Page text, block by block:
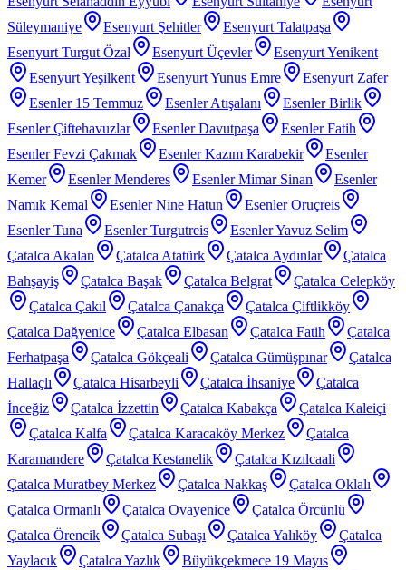
Süleymaniye
Esenyurt Şehitler
Esenyurt Talatpaşa
Esenyurt Turgut Özal
Esenyurt Üçevler
Esenyurt Yenikent
Esenyurt Yeşilkent
Esenyurt Yunus Emre
Esenyurt Zafer
Esenler 15 Temmuz
Esenler Atışalanı
Esenler Birlik
Esenler Çiftehavuzlar
Esenler Davutpaşa
Esenler Fatih
Esenler Fevzi Çakmak
Esenler Kazım Karabekir
Esenler
Kemer
Esenler Menderes Esenler Mimar Sinan
Esenler
Namık Kemal
Esenler Nine Hatun
Esenler Oruçreis
Esenler Tuna
Esenler Turgutreis
Esenler Yavuz Selim
Çatalca Akalan
Çatalca Atatürk Çatalca Aydınlar
Çatalca
Bahşayiş
Çatalca Başak Çatalca Belgrat
Çatalca Celepköy
Çatalca Çakıl
Çatalca Çanakça
Çatalca Çiftlikköy
Çatalca Dağyenice
Çatalca Elbasan Çatalca Fatih
Çatalca
Ferhatpaşa
Çatalca Gökçeali Çatalca Gümüşpınar
Çatalca
Hallaçlı
Çatalca Hisarbeyli Çatalca İhsaniye
Çatalca
İnceğiz
Çatalca İzzettin Çatalca Kabakça
Çatalca Kaleiçi
Çatalca Kalfa
Çatalca Karacaköy Merkez
Çatalca
Karamandere
Çatalca Kestanelik
Çatalca Kızılcaali
Çatalca Muratbey Merkez
Çatalca Nakkaş
Çatalca Oklalı
Çatalca Ormanlı
Çatalca Ovayenice
Çatalca Örcünlü
Çatalca Örencik
Çatalca Subaşı Çatalca Yalıköy
Çatalca
Yaylacık
Çatalca Yazlık
Büyükçekmece 19 Mayıs